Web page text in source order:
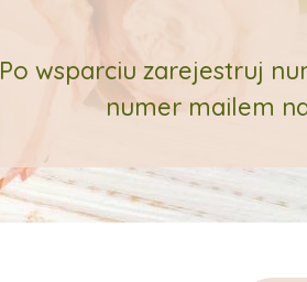
Po wsparciu zarejestruj
numer mailem